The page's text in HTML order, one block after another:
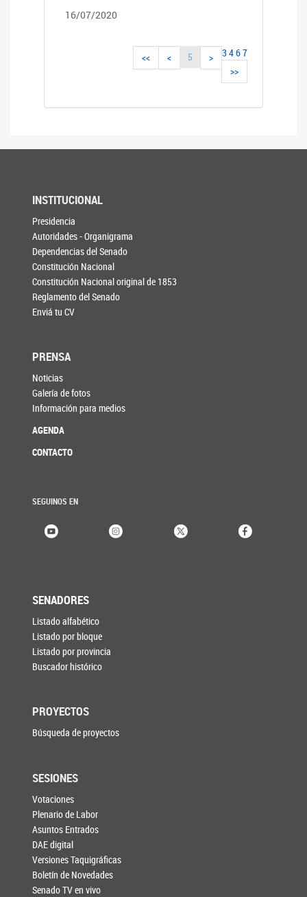
16/07/2020
<< < 3 4
5 67
>
>>
INSTITUCIONAL
Presidencia
Autoridades - Organigrama
Dependencias del Senado
Constitución Nacional
Constitución Nacional original de 1853
Reglamento del Senado
Enviá tu CV
PRENSA
Noticias
Galería de fotos
Información para medios
AGENDA
CONTACTO
SEGUINOS EN
SENADORES
Listado alfabético
Listado por bloque
Listado por provincia
Buscador histórico
PROYECTOS
Búsqueda de proyectos
SESIONES
Votaciones
Plenario de Labor
Asuntos Entrados
DAE digital
Versiones Taquigráficas
Boletín de Novedades
Senado TV en vivo